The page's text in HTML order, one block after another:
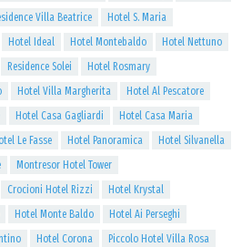
Villa Beatrice
Hotel S. Maria
Hotel Ideal Hotel Montebaldo
Hotel Nettuno
Residence Solei
Hotel Rosmary
Hotel Villa Margherita
Hotel Al Pescatore
Hotel Casa Gagliardi
Hotel Casa Maria
Le Fasse Hotel Panoramica
Hotel Silvanella
Montresor Hotel Tower
Crocioni Hotel Rizzi
Hotel Krystal
Hotel Monte Baldo
Hotel Ai Perseghi
Hotel Corona
Piccolo Hotel Villa Rosa